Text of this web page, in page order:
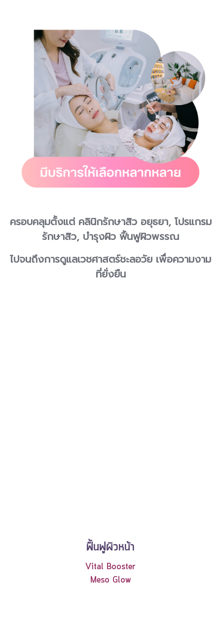
ครอบคลุมตั้งแต่ คลินิกรักษาสิว อยุธยา, โปรแกรม
รักษาสิว, บำรุงผิว ฟื้นฟูผิวพรรณ
ไปจนถึงการดูแลเวชศาสตร์ชะลอวัย เพื่อความงาม
ที่ยั่งยืน
ฟื้นฟูผิวหน้า
Vital Booster
Meso Glow